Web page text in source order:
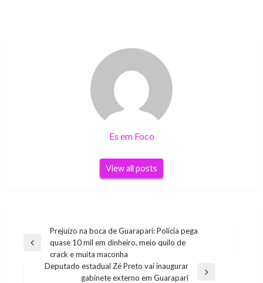
Es em Foco
View all posts
Navegação
de
Post
Previous
Prejuízo na boca de Guarapari: Polícia pega
quase 10 mil em dinheiro, meio quilo de
crack e muita maconha
Deputado estadual Zé Preto vai inaugurar
gabinete externo em Guarapari